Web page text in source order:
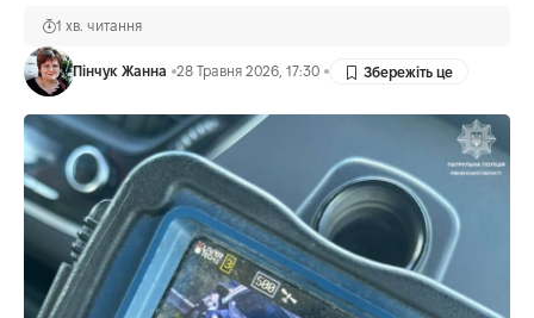
Пінчук Жанна 28 Травня 2026, 17:30
1 хв. читання